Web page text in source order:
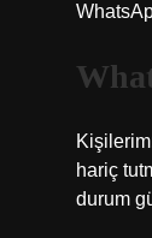
hariç
durum